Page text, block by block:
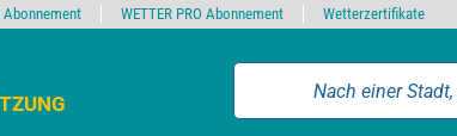
Abonnement WETTER PRO Abonnement Wetterzertifikate